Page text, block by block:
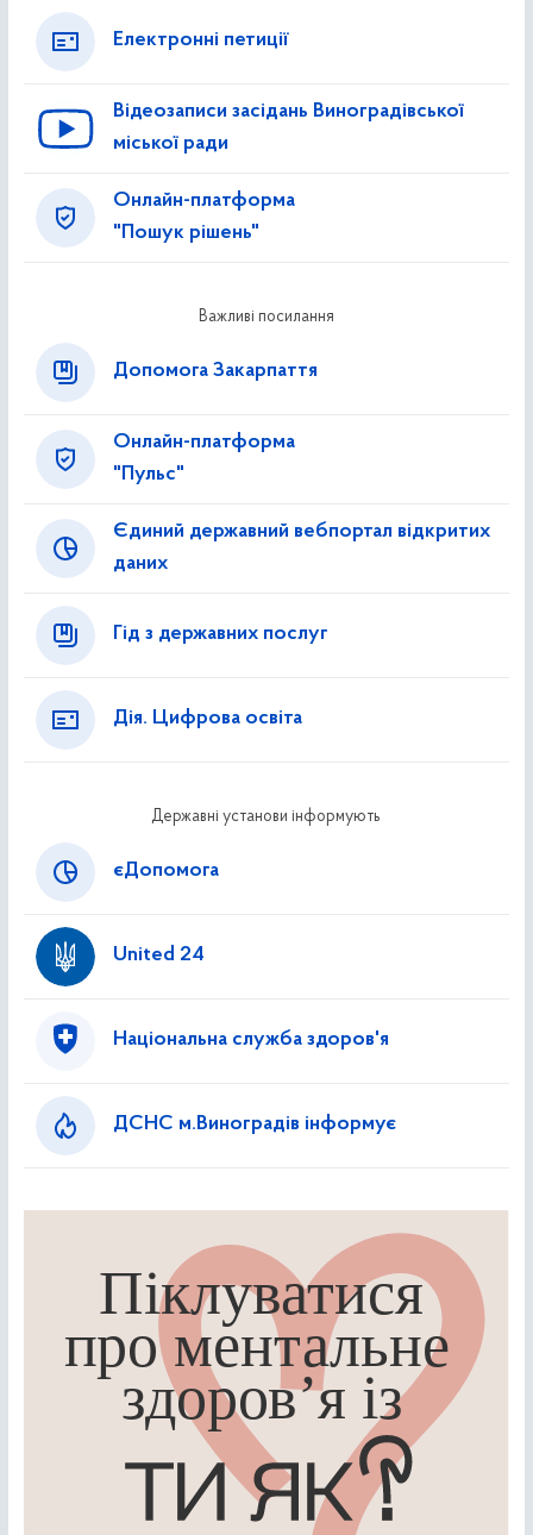
Електронні петиції
Відеозаписи засідань Виноградівської
міської ради
Онлайн-платформа
"Пошук рішень"
Важливі посилання
Допомога Закарпаття
Онлайн-платформа
"Пульс"
Єдиний державний вебпортал відкритих
даних
Гід з державних послуг
Дія. Цифрова освіта
Державні установи інформують
єДопомога
United 24
Національна служба здоров'я
ДСНС м.Виноградів інформує